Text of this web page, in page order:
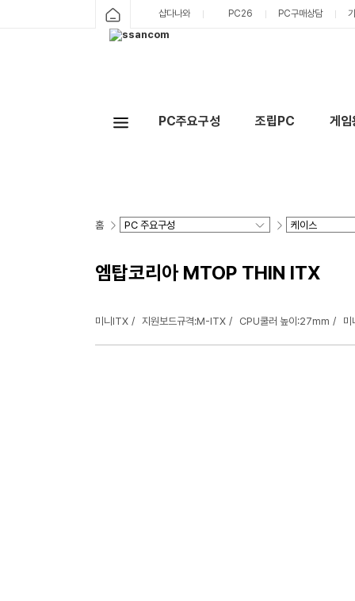
샵다나와 PC26 PC구매상담
PC주요구성 조립PC 게
홈
엠탑코리아 MTOP THIN ITX
미니ITX 지원보드규격:M-ITX CPU쿨러 높이:27mm 미